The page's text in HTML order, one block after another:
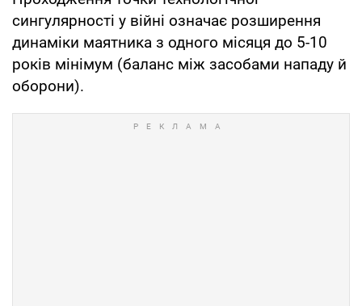
сингулярності у війні означає розширення
динаміки маятника з одного місяця до 5-10
років мінімум (баланс між засобами нападу й
оборони).